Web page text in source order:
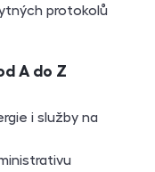
protokolů
A do Z
i služby na